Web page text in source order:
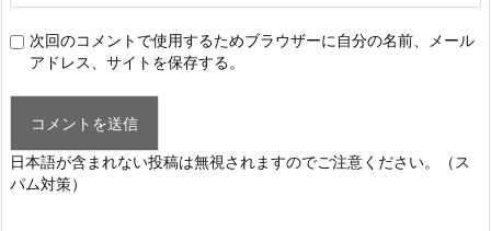
次回のコメントで使用するためブラウザーに自分の名前、メール
アドレス、サイトを保存する。
日本語が含まれない投稿は無視されますのでご注意ください。（ス
パム対策）